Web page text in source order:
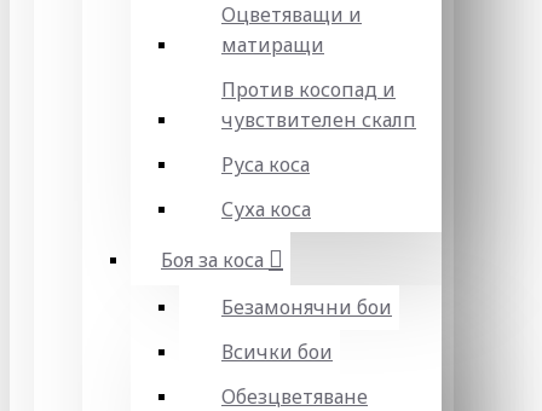
Оцветяващи и
матиращи
Против косопад и
чувствителен скалп
Руса коса
Суха коса
Боя за коса
Безамонячни бои
Всички бои
Обезцветяване